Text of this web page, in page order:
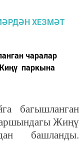
чаралар
паркына
багышланган
Жиңү
башланды.